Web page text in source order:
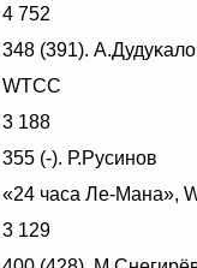
4 752
348 (391). А.Дудуκалο
WTCC
3 188
355 (-). Р.Русинов
«24 часа Ле-Мана»,
3 129